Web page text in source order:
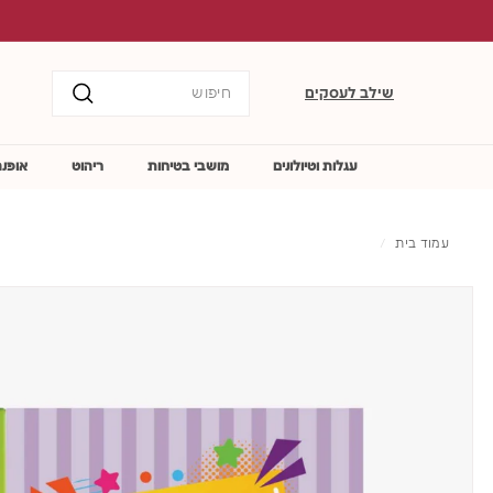
לתוכן
שילב לעסקים
עגלות וטיולונים מושבי בטיחות ריהוט
עמוד בית /